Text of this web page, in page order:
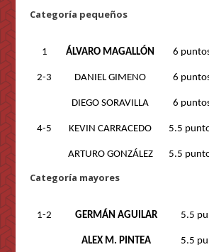
Categoría pequeños
1 ÁLVARO MAGALLÓN 6
2-3 DANIEL GIMENO 6
DIEGO SORAVILLA 6
4-5 KEVIN CARRACEDO 5.5
ARTURO GONZÁLEZ 5.5
Categoría mayores
1-2 GERMÁN AGUILAR 5.5
ALEX M. PINTEA 5.5